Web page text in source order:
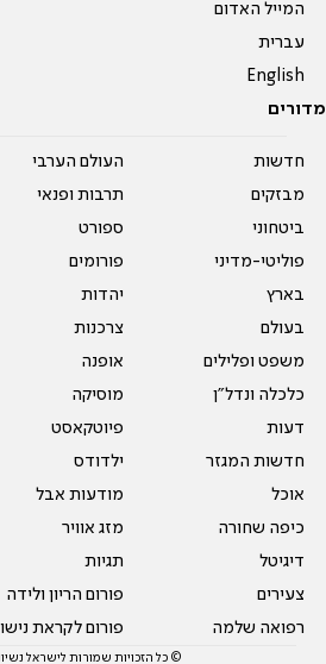
המייל האדום
עברית
English
מדורים
חדשות
מבזקים
ביטחוני
פוליטי-מדיני
בארץ
בעולם
משפט ופלילים
כלכלה ונדל"ן
דעות
חדשות המגזר
אוכל
כיפה שחורה
דיגיטל
צעירים
רפואה שלמה
העולם הערבי
תרבות ופנאי
ספורט
פורומים
יהדות
צרכנות
אופנה
מוסיקה
פיוטקאסט
ילדודס
מודעות אבל
מזג אוויר
תגיות
פורום הריון ולידה
פורום לקראת
© כל הזכויות שמורות לישראל